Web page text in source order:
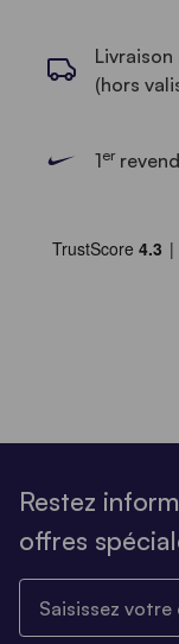
(hors
1er
Restez
offres